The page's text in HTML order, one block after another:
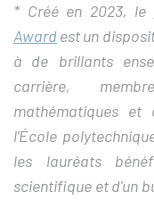
* Créé en 2023, le
Awardest un
à de brillants
carrière,
mathématiques et
l’École
les lauréats
scientifique et d'un